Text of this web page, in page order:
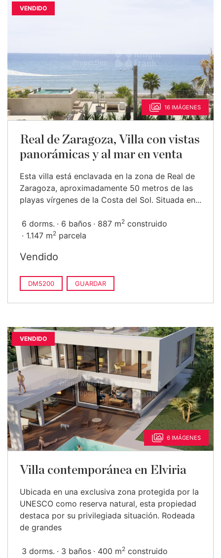
VENDIDO
16 IMÁGENES
Real de Zaragoza, Villa con vistas
panorámicas y al mar en venta
Esta villa está enclavada en la zona de Real de
Zaragoza, aproximadamente 50 metros de las
playas vírgenes de la Costa del Sol. Situada en...
6 dorms. 6 baños 887 m2 construido
1.147 m2 parcela
Vendido
DM5200 GUARDAR
VENDIDO
6 IMÁGENES
Villa contemporánea en Elviria
Ubicada en una exclusiva zona protegida por la
UNESCO como reserva natural, esta propiedad
destaca por su privilegiada situación. Rodeada
de grandes
3 dorms. 3 baños 400 m2 construido